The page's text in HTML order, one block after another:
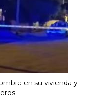
en su vivienda y